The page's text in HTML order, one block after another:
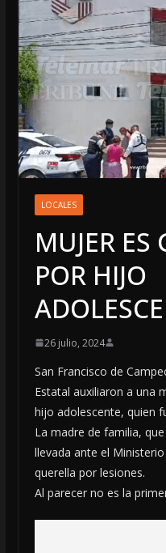
LOCALES
MUJER ES
POR HIJO
26 julio, 2024
San Francisco de
Estatal auxiliaron a una
hijo adolescente, quien
La madre de familia,
llevada ante el
querella por lesiones.
Al parecer no es la